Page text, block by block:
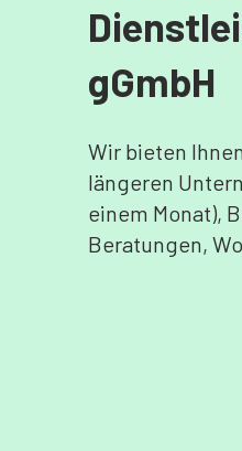
gGmbH
Wir bieten
längeren
einem Monat),
Beratungen,